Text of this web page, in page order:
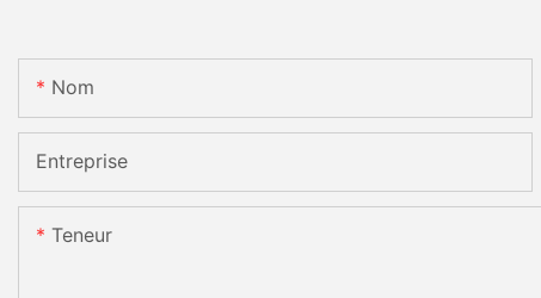
Nom
Entreprise
Teneur